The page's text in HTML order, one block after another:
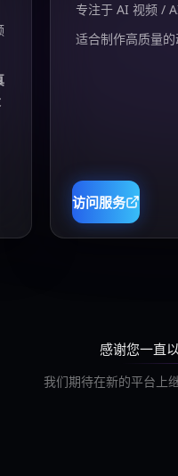
专注于 AI 视频 /
适合制作高质量
访问服务
感谢您一直
我们期待在新的平台上